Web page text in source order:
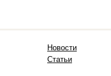
Новости
Статьи